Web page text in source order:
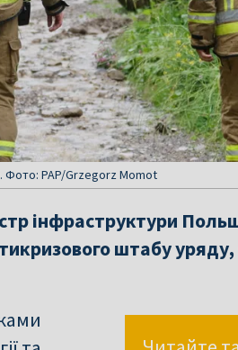
Фото: PAP/Grzegorz Momot
інфраструктури
штабу